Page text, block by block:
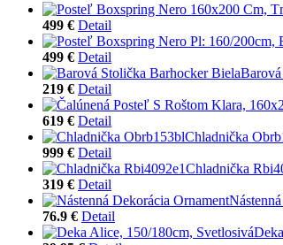
499 € Detail
499 € Detail
219 € Detail
619 € Detail
Chladnička
999 € Detail
Chladnička
319 € Detail
76.9 € Detail